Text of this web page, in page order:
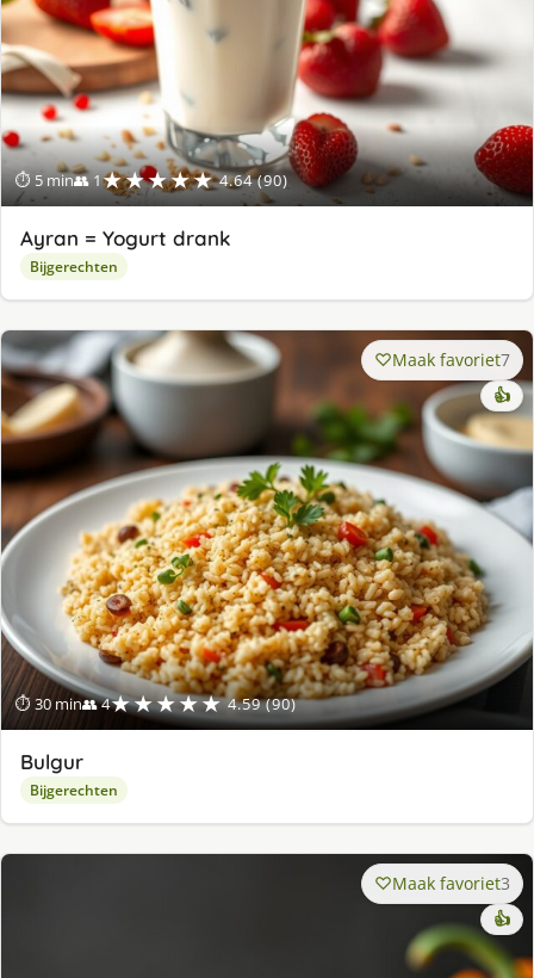
⏱ 5 min👥 1★★★★★ 4.64 (90)
Ayran = Yogurt drank
Bijgerechten
⏱ 30 min👥 4★★★★★ 4.59 (90)
Maak favoriet7
👍
Bulgur
Bijgerechten
Maak favoriet3
👍